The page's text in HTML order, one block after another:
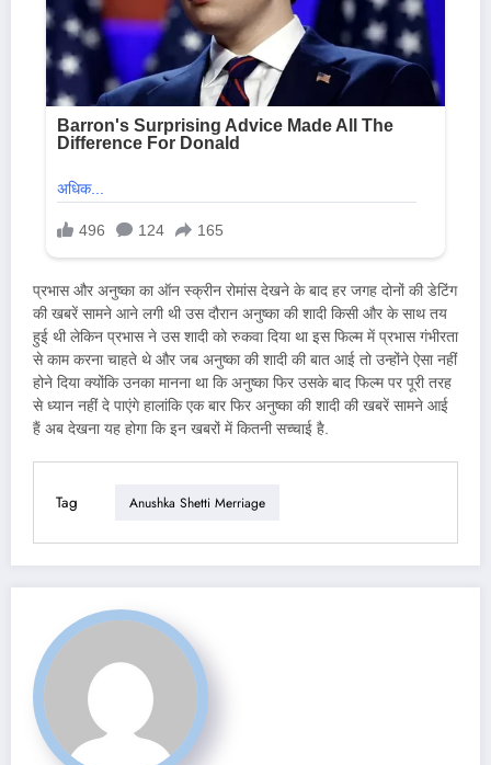
प्रभास और अनुष्का का ऑन स्क्रीन रोमांस देखने के बाद हर जगह दोनों की डेटिंग
की खबरें सामने आने लगी थी उस दौरान अनुष्का की शादी किसी और के साथ तय
हुई थी लेकिन प्रभास ने उस शादी को रुकवा दिया था इस फिल्म में प्रभास गंभीरता
से काम करना चाहते थे और जब अनुष्का की शादी की बात आई तो उन्होंने ऐसा नहीं
होने दिया क्योंकि उनका मानना था कि अनुष्का फिर उसके बाद फिल्म पर पूरी तरह
से ध्यान नहीं दे पाएंगे हालांकि एक बार फिर अनुष्का की शादी की खबरें सामने आई
हैं अब देखना यह होगा कि इन खबरों में कितनी सच्चाई है.
Tag Anushka Shetti Merriage